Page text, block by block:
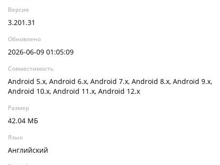
Версия
3.201.31
Обновлено
2026-06-09 01:05:09
Совместимость
Android 5.x, Android 6.x, Android 7.x, Android 8.x, Android 9.x,
Android 10.x, Android 11.x, Android 12.x
Размер
42.04 МБ
Язык
Английский